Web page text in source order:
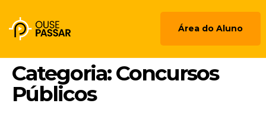
Área do Aluno
Categoria:Concursos
Públicos